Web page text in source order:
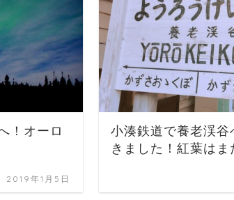
！オーロ
2019年1月5日
小湊鉄道で養老渓
きました！紅葉はま